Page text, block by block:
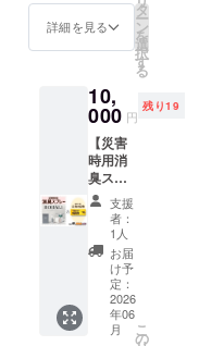
で、返
信を添
ただき
ます。
可能」
の記載
がない
場合
は、掲
載致し
ませ
ん。ご
安心く
ださ
い。
演時間
①13:30
の回の
どちら
か。 (※
ご観劇
回の指
定をお
願いい
たしま
す。) 場
所：
「本所
地域プ
ラザ
BIGSHI
P 多目
集した
動画を
ご覧い
ただけ
・メー
ルに動
画URL
を添付
いたし
ます。
・詳細
はメー
ルにて
ご案内
いたし
ます。
・動画
視聴期
限は1ヶ
詳細を見る
タ
ー
ン
を
選
択
す
る
10,
000 円
残り19
【災害
時用消
臭スプ
レー＋
公演特
別席ご
招待】 ◉
災害時
用消臭
スプ
レーに
ついて
支援
者：
1人
お届
け予
定：
2026
年06
月
こ
の